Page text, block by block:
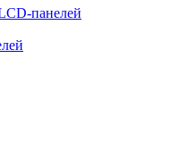
панелей